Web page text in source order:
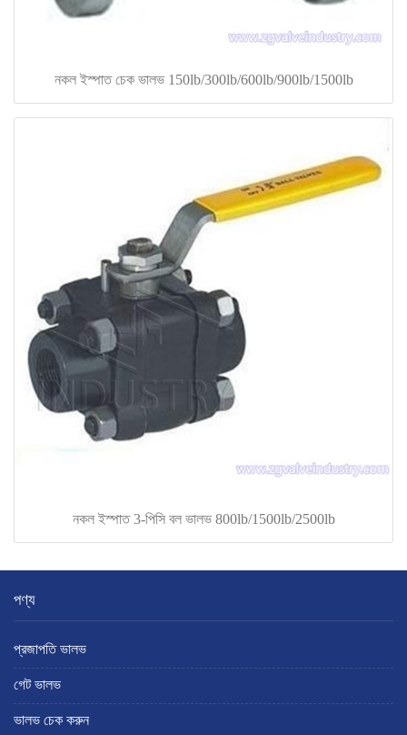
নকল ইস্পাত চেক ভালভ 150lb/300lb/600lb/900lb/1500lb
নকল ইস্পাত 3-পিসি বল ভালভ 800lb/1500lb/2500lb
পণ্য
প্রজাপতি ভালভ
গেট ভালভ
ভালভ চেক করুন